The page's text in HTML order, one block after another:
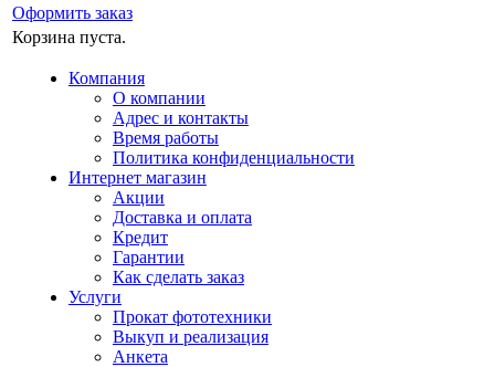
Оформить заказ
Корзина пуста.
Компания
О компании
Адрес и контакты
Время работы
Политика конфиденциальности
Интернет магазин
Акции
Доставка и оплата
Кредит
Гарантии
Как сделать заказ
Услуги
Прокат фототехники
Выкуп и реализация
Анкета